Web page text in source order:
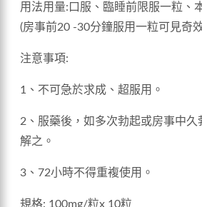
用法用量:口服、臨睡前限服一粒、
(房事前20 -30分鐘服用一粒可見奇
注意事項:
1、不可急於求成、超服用。
2、服藥後，如多次勃起或房事中久
解之。
3、72小時不得重複使用。
規格: 100mg/粒x 10粒